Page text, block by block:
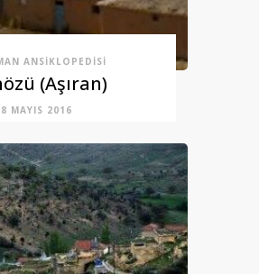
ANSIKLOPEDISI
(Aşıran)
8 MAYIS 2016